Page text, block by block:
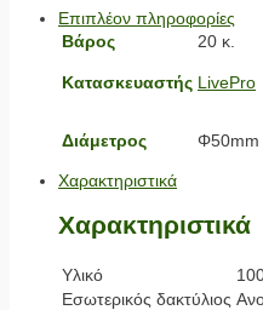
Επιπλέον πληροφορίες
Βάρος
20 κ.
Κατασκευαστής LivePro
Διάμετρος Φ50mm
Χαρακτηριστικά
Χαρακτηριστικά
Υλικό
Εσωτερικός δακτύλιος